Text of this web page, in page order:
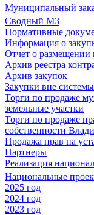
Муниципальный
Сводный МЗ
Нормативные
Информация о
Отчет о размещении
Архив реестра
Архив закупок
Закупки вне системы
Торги по продаже
земельные участки
Торги по продаже
собственности
Продажа прав на
Партнеры
Реализация
Национальные
2025 год
2024 год
2023 год